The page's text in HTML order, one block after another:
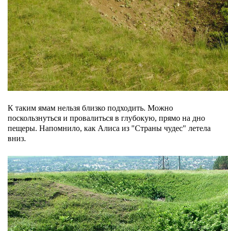
К таким ямам нельзя близко подходить. Можно
поскользнуться и провалиться в глубокую, прямо на дно
пещеры. Напомнило, как Алиса из "Страны чудес" летела
вниз.